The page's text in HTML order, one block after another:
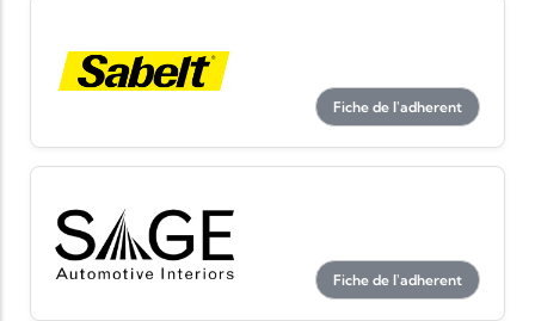
Fiche de l'adherent
Fiche de l'adherent